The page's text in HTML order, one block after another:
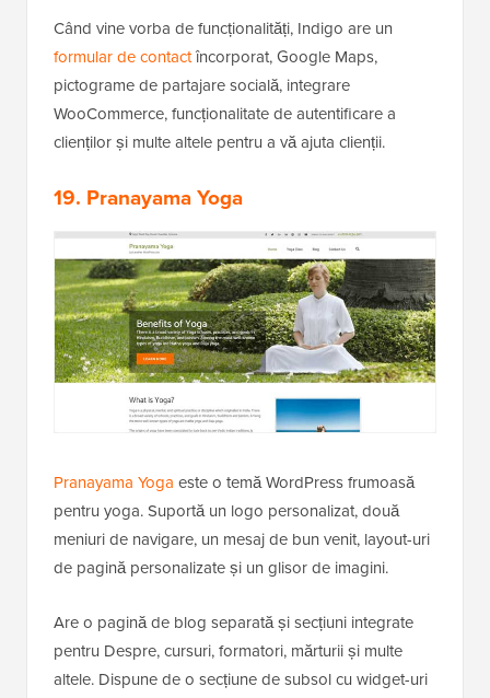
Când vine vorba de funcționalități, Indigo are un
formular de contactîncorporat, Google Maps,
pictograme de partajare socială, integrare
WooCommerce, funcționalitate de autentificare a
clienților și multe altele pentru a vă ajuta clienții.
19. Pranayama Yoga
Pranayama Yoga este o temă WordPress frumoasă
pentru yoga. Suportă un logo personalizat, două
meniuri de navigare, un mesaj de bun venit, layout-uri
de pagină personalizate și un glisor de imagini.
Are o pagină de blog separată și secțiuni integrate
pentru Despre, cursuri, formatori, mărturii și multe
altele. Dispune de o secțiune de subsol cu widget-uri